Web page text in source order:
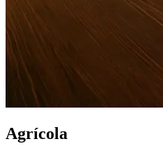
Agrícola